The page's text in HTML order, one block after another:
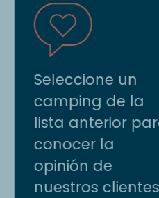
Seleccione un
camping de la
lista anterior
conocer la
opinión de
nuestros